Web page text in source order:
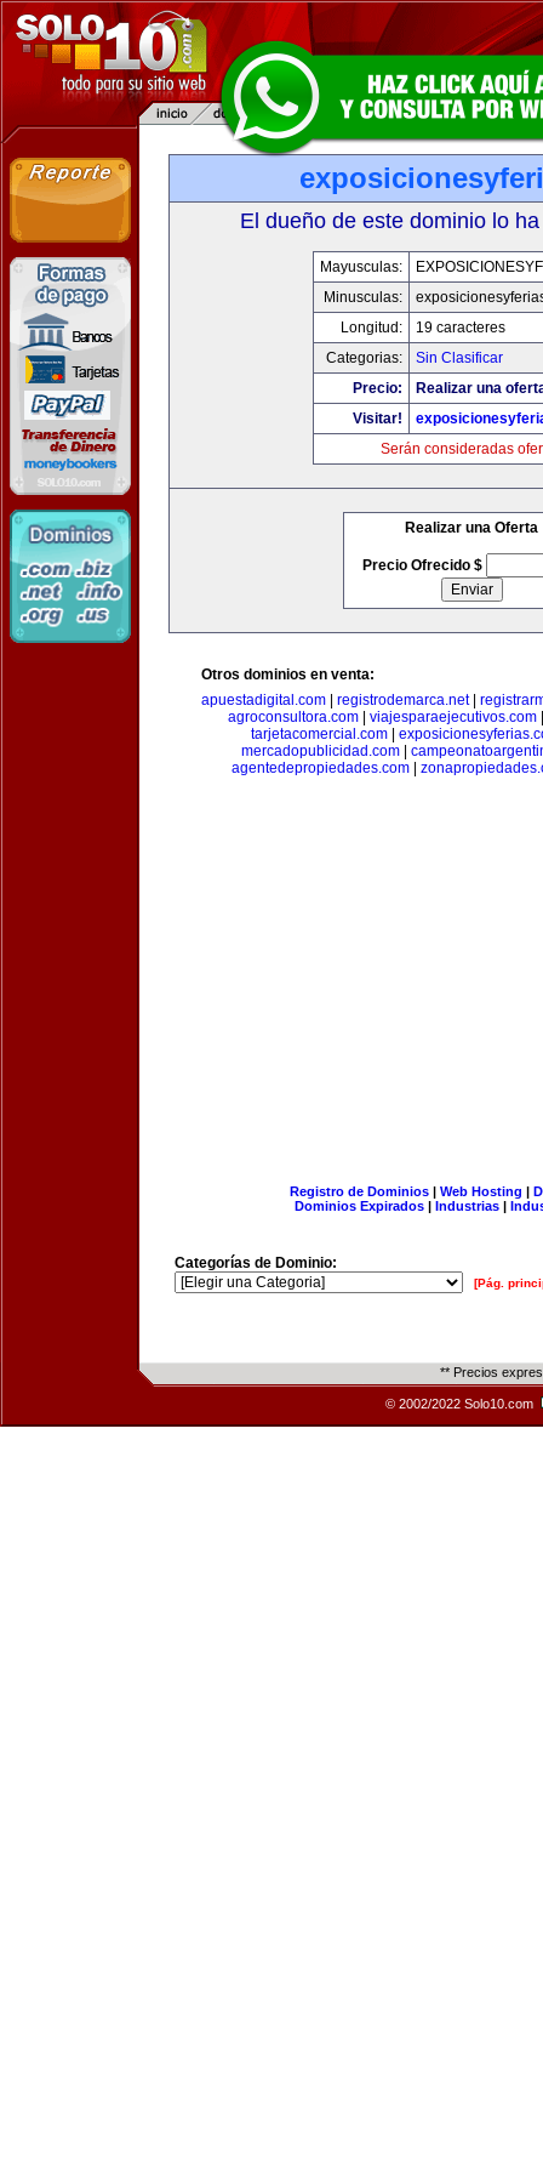
El dueño de este dominio lo
Mayusculas:
Minusculas:
Longitud:
19 caracteres
Categorias:
Sin Clasificar
Precio:
Realizar una
Visitar!
Serán consideradas
Realizar una Oferta
Precio Ofrecido $
Otros dominios en venta:
apuestadigital.com
registrodemarca.net|
agroconsultora.com
viajesparaejecutivos.com
tarjetacomercial.com
mercadopublicidad.com|
agentedepropiedades.com
Registro de Dominios| Web Hosting |
Dominios Expirados | Industrias |
Categorías de Dominio:
[Pág.
** Precios
© 2002/2022 Solo10.com